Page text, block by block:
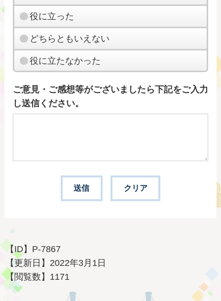
役に立った
どちらともいえない
役に立たなかった
ご意見・ご感想等がございましたら下記をご入力
し送信ください。
【ID】 P-7867
【更新日】 2022年3月1日
【閲覧数】 1171